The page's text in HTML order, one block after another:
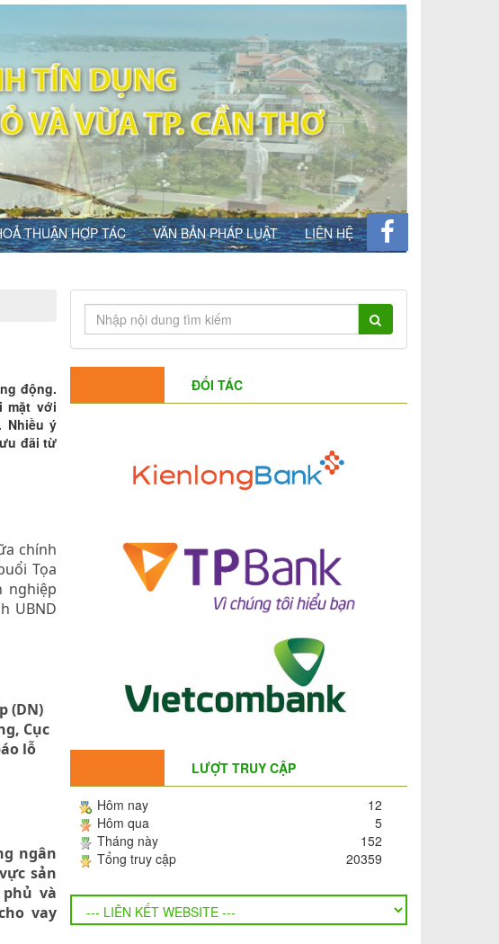
THUẬN HỢP TÁC VĂN BẢN PHÁP LUẬT LIÊN HỆ
động.
mặt với
Nhiều ý
đãi từ
chính
Tọa
nghiệp
UBND
(DN)
Cục
lỗ
ngân
sản
và
vay
ĐỐI TÁC
LƯỢT TRUY CẬP
Hôm nay
12
Hôm qua
5
Tháng này
152
Tổng truy cập
20359